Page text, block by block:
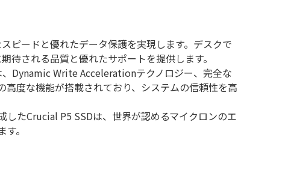
ピードと優れたデータ保護を実現します。デスクで
待される品質と優れたサポートを提供します。
Dynamic Write Accelerationテクノロジー、完全な
度な機能が搭載されており、システムの信頼性を高
たCrucial P5 SSDは、世界が認めるマイクロンのエ
。